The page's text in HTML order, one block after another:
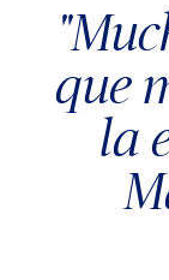
que
la